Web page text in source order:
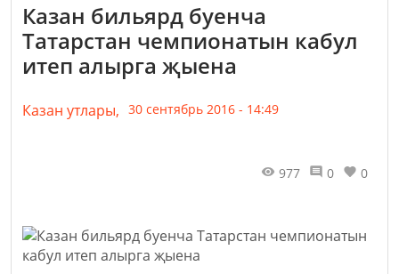
Казан бильярд буенча
Татарстан чемпионатын кабул
итеп алырга җыена
Казан утлары, 30 сентябрь 2016 - 14:49
977 0 0